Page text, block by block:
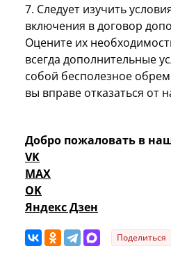
7. Следует изучить
включения в договор
Оцените их
всегда дополнительные
собой бесполезное
вы вправе отказаться от
Добро пожаловать в
VK
MAX
OK
Яндекс Дзен
Поделиться